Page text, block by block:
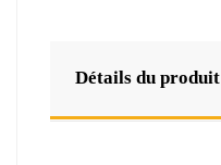
Détails du produit